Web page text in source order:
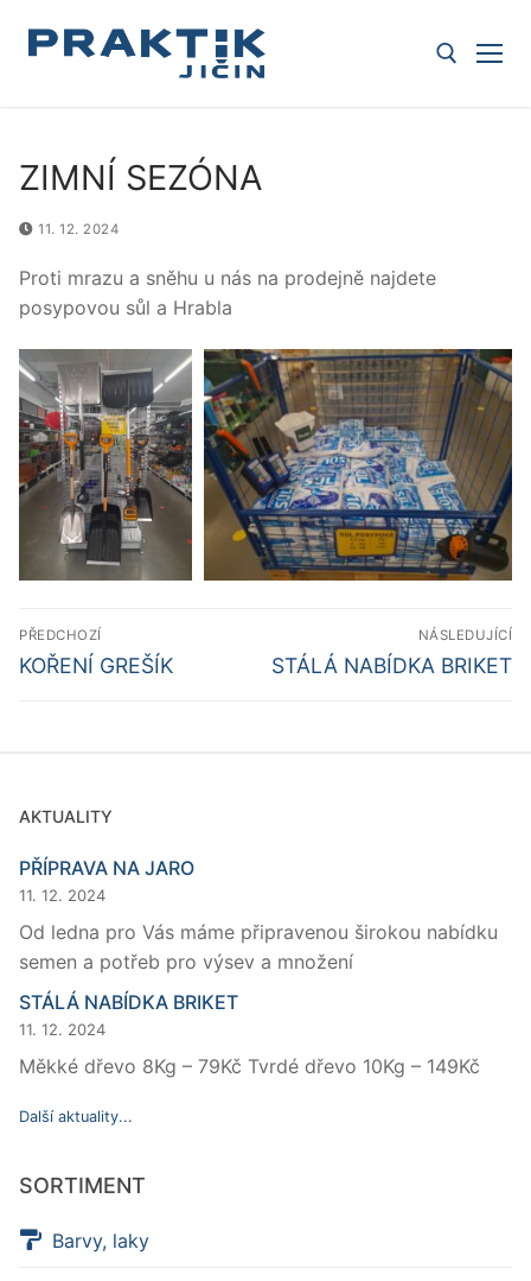
ZIMNÍ SEZÓNA
11. 12. 2024
Proti mrazu a sněhu u nás na prodejně najdete
posypovou sůl a Hrabla
Navigace
pro
PŘEDCHOZÍ
Previous
KOŘENÍ GREŠÍK
NÁSLEDUJÍCÍ
Next
STÁLÁ NABÍDKA BRIKET
AKTUALITY
PŘÍPRAVA NA JARO
11. 12. 2024
Od ledna pro Vás máme připravenou širokou nabídku
semen a potřeb pro výsev a množení
STÁLÁ NABÍDKA BRIKET
11. 12. 2024
Měkké dřevo 8Kg – 79Kč Tvrdé dřevo 10Kg – 149Kč
Další aktuality...
SORTIMENT
Barvy, laky